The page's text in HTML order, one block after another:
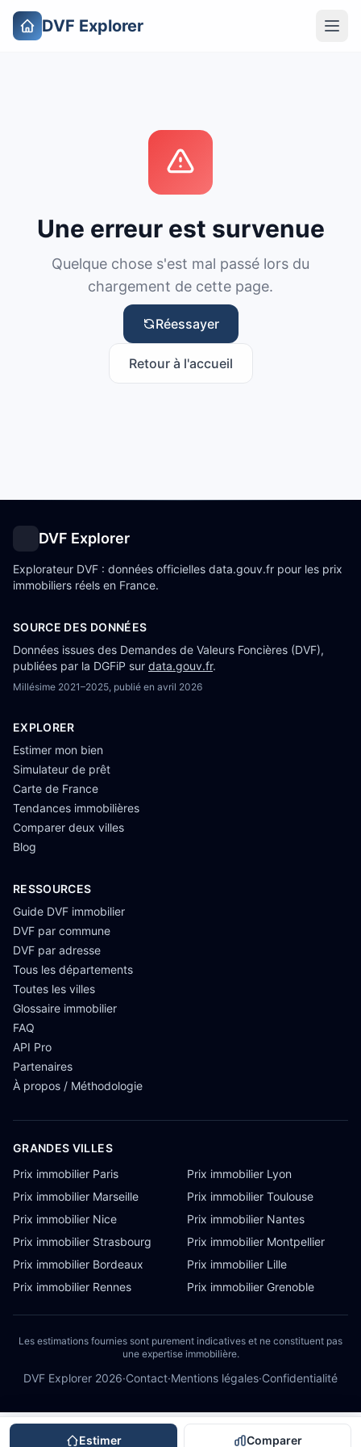
DVF Explorer
Une erreur est survenue
Quelque chose s'est mal passé lors du
chargement de cette page.
Réessayer
Retour à l'accueil
Estimer Comparer
DVF Explorer
Explorateur DVF : données officielles data.gouv.fr pour les prix
immobiliers réels en France.
SOURCE DES DONNÉES
Données issues des Demandes de Valeurs Foncières (DVF),
publiées par la DGFiP sur data.gouv.fr.
Millésime 2021–2025, publié en avril 2026
EXPLORER
Estimer mon bien
Simulateur de prêt
Carte de France
Tendances immobilières
Comparer deux villes
Blog
RESSOURCES
Guide DVF immobilier
DVF par commune
DVF par adresse
Tous les départements
Toutes les villes
Glossaire immobilier
FAQ
API Pro
Partenaires
À propos / Méthodologie
GRANDES VILLES
Prix immobilier Paris
Prix immobilier Lyon
Prix immobilier Marseille
Prix immobilier Toulouse
Prix immobilier Nice
Prix immobilier Nantes
Prix immobilier Strasbourg
Prix immobilier Montpellier
Prix immobilier Bordeaux
Prix immobilier Lille
Prix immobilier Rennes
Prix immobilier Grenoble
Les estimations fournies sont purement indicatives et ne constituent pas
une expertise immobilière.
DVF Explorer 2026·Contact·Mentions légales·Confidentialité